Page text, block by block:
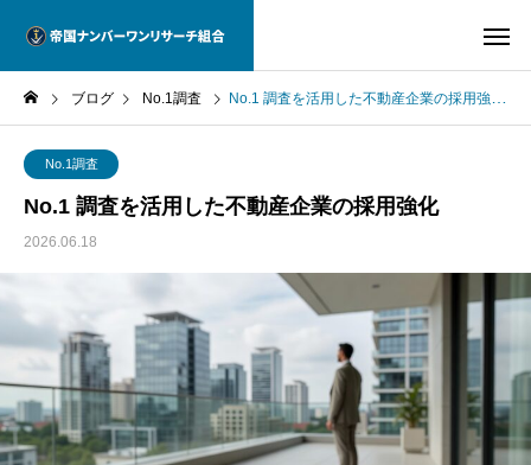
ブログ No.1調査 No.1 調査を活用した不動産企業の採用強化
No.1調査
No.1 調査を活用した不動産企業の採用強化
2026.06.18